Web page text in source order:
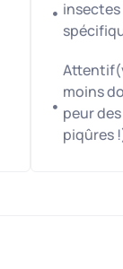
?
de
juin).
moins
peur
piqûres